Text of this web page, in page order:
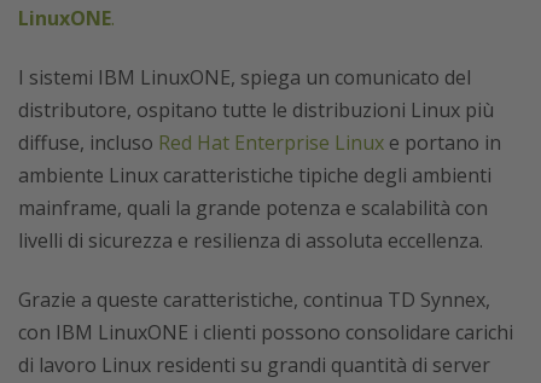
LinuxONE.
I sistemi IBM LinuxONE, spiega un comunicato del
distributore, ospitano tutte le distribuzioni Linux più
diffuse, incluso Red Hat Enterprise Linux e portano in
ambiente Linux caratteristiche tipiche degli ambienti
mainframe, quali la grande potenza e scalabilità con
livelli di sicurezza e resilienza di assoluta eccellenza.
Grazie a queste caratteristiche, continua TD Synnex,
con IBM LinuxONE i clienti possono consolidare carichi
di lavoro Linux residenti su grandi quantità di server